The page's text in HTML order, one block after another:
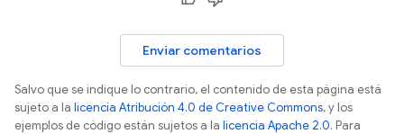
Enviar comentarios
Salvo que se indique lo contrario, el contenido de esta página está
sujeto a la licencia Atribución 4.0 de Creative Commons, y los
ejemplos de código están sujetos a la licencia Apache 2.0. Para